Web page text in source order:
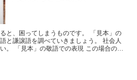
と、困ってしまうものです。 「見本」の
と謙譲語を調べていきましょう。 社会人
。 「見本」の敬語での表現 この場合の